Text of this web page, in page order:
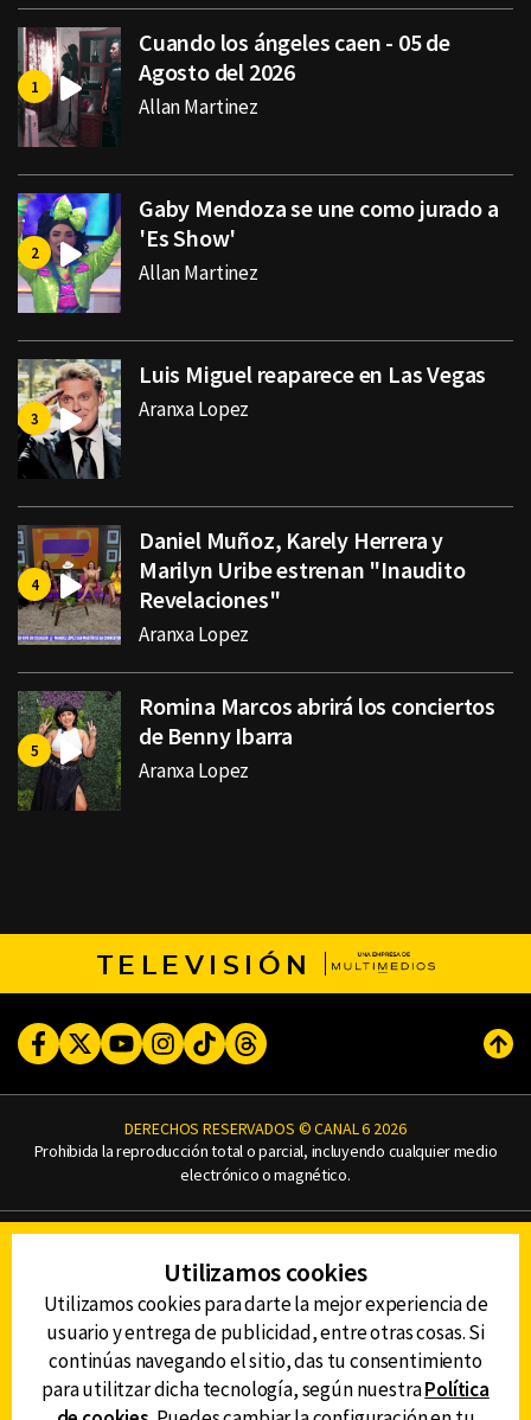
Cuando los ángeles caen - 05 de
Agosto del 2026
Allan Martinez
Gaby Mendoza se une como jurado a
'Es Show'
Allan Martinez
Luis Miguel reaparece en Las Vegas
Aranxa Lopez
Daniel Muñoz, Karely Herrera y
Marilyn Uribe estrenan "Inaudito
Revelaciones"
Aranxa Lopez
Romina Marcos abrirá los conciertos
de Benny Ibarra
Aranxa Lopez
TELEVISIÓN
FacebookTwitterYoutubeInstagram
TikTokThreads
DERECHOS RESERVADOS © CANAL 6 2026
Prohibida la reproducción total o parcial, incluyendo cualquier medio
electrónico o magnético.
AVISO DE PRIVACIDAD
AVISO LEGAL
DEFENSORÍA DE LAS AUDIENCIAS
Utilizamos cookies
Utilizamos cookies para darte la mejor experiencia de
usuario y entrega de publicidad, entre otras cosas. Si
continúas navegando el sitio, das tu consentimiento
para utilitzar dicha tecnología, según nuestraPolítica